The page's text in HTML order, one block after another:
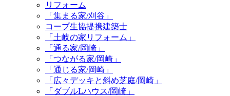
リフォーム
「集まる家/刈谷」
コープ生協提携建築士
「土岐の家リフォーム」
「通る家/岡崎」
「つながる家/岡崎」
「通じる家/岡崎」
「広々デッキと斜め芝庭/岡崎」
「ダブルLハウス/岡崎」